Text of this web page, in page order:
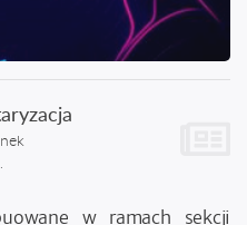
w ramach sekcji